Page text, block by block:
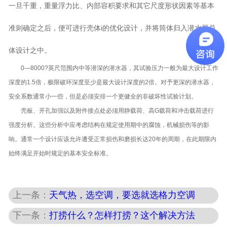
一旦千重，重量浮力比、内部容积要求和其它尺度形状因素等基本
准则确定之后，便可进行壳体i的优化设计，并将筒体归入潜水器总
体设计之中。
0—8000?英尺范围内中等潜深的潜水器，其试验压力一般为最大设计工作
深度的1.5倍，极限破环深度至少是最大设计深度的2倍。对予更深的潜水器，
安全系数通常小一些，但是必须安排一个更健全的非破坏性试验计划。
壳板、开孔加强以及附件接点处必须用静载荷、高G载荷和冲击载荷进行
强度分析。这些分析中应考虑结构在规定使用期中的腐蚀，机械损伤等的影
响。通常一个设计应该允许遭受正常损伤和磨损长达20年的周期，在此期限内
始终满足开始时规定的基本安全标准。
上一条： 天气热，选空调，要选就选格力空调
下一条：打捞什么？怎样打捞？这个解决方法